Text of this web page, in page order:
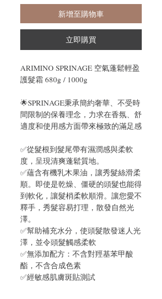
新增至購物車
立即購買
ARIMINO SPRINAGE 空氣蓬鬆輕盈
護髮霜 680g / 1000g
🌟SPRINAGE秉承簡約奢華、不受時
間限制的保養理念，力求在香氛、舒
適度和使用感方面帶來極致的滿足感
✅從髮根到髮尾帶有濕潤感與柔軟
度，呈現清爽蓬鬆質地。
✅蘊含有機乳木果油，讓秀髮絲滑柔
順。即使是乾燥、僵硬的頭髮也能得
到軟化，讓髮梢柔軟順滑。讓您愛不
釋手，秀髮容易打理，散發自然光
澤。
✅幫助補充水分，使頭髮散發迷人光
澤，並令頭髮觸感柔軟
✅無添加配方：不含對羥基苯甲酸
酯，不含合成色素
✅經敏感肌膚斑貼測試